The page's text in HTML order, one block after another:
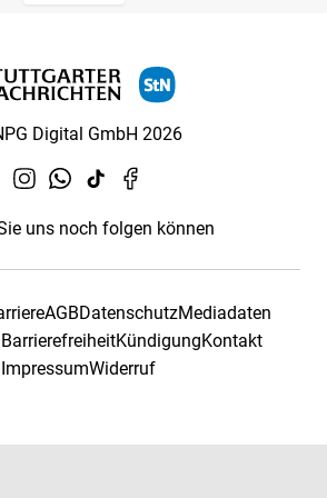
Digital GmbH 2026
uns noch folgen können
AGBDatenschutzMediadaten
KündigungKontakt
ImpressumWiderruf